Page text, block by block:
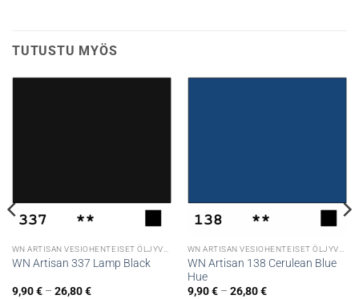
TUTUSTU MYÖS
WN Artisan 337 Lamp Black
9,90€ – 26,80€Hintaluokka:
WN Artisan 138 Cerulean Blue
Hue
9,90€ – 26,80€Hintaluokka: